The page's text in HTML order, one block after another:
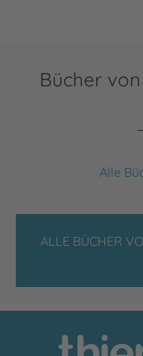
Bücher
Alle
ALLE BÜCHER